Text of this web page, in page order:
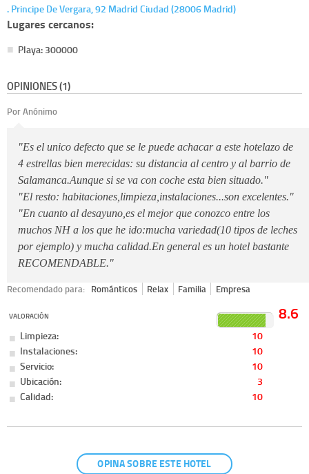
. Principe De Vergara, 92 Madrid Ciudad (28006 Madrid)
Lugares cercanos:
Playa: 300000
OPINIONES (1)
Por Anónimo
"Es el unico defecto que se le puede achacar a este hotelazo de
4 estrellas bien merecidas: su distancia al centro y al barrio de
Salamanca.Aunque si se va con coche esta bien situado."
"El resto: habitaciones,limpieza,instalaciones...son excelentes."
"En cuanto al desayuno,es el mejor que conozco entre los
muchos NH a los que he ido:mucha variedad(10 tipos de leches
por ejemplo) y mucha calidad.En general es un hotel bastante
RECOMENDABLE."
Recomendado para: Románticos Relax Familia Empresa
VALORACIÓN 8.6
Limpieza:
10
Instalaciones:
10
Servicio:
10
Ubicación:
3
Calidad:
10
OPINA SOBRE ESTE HOTEL